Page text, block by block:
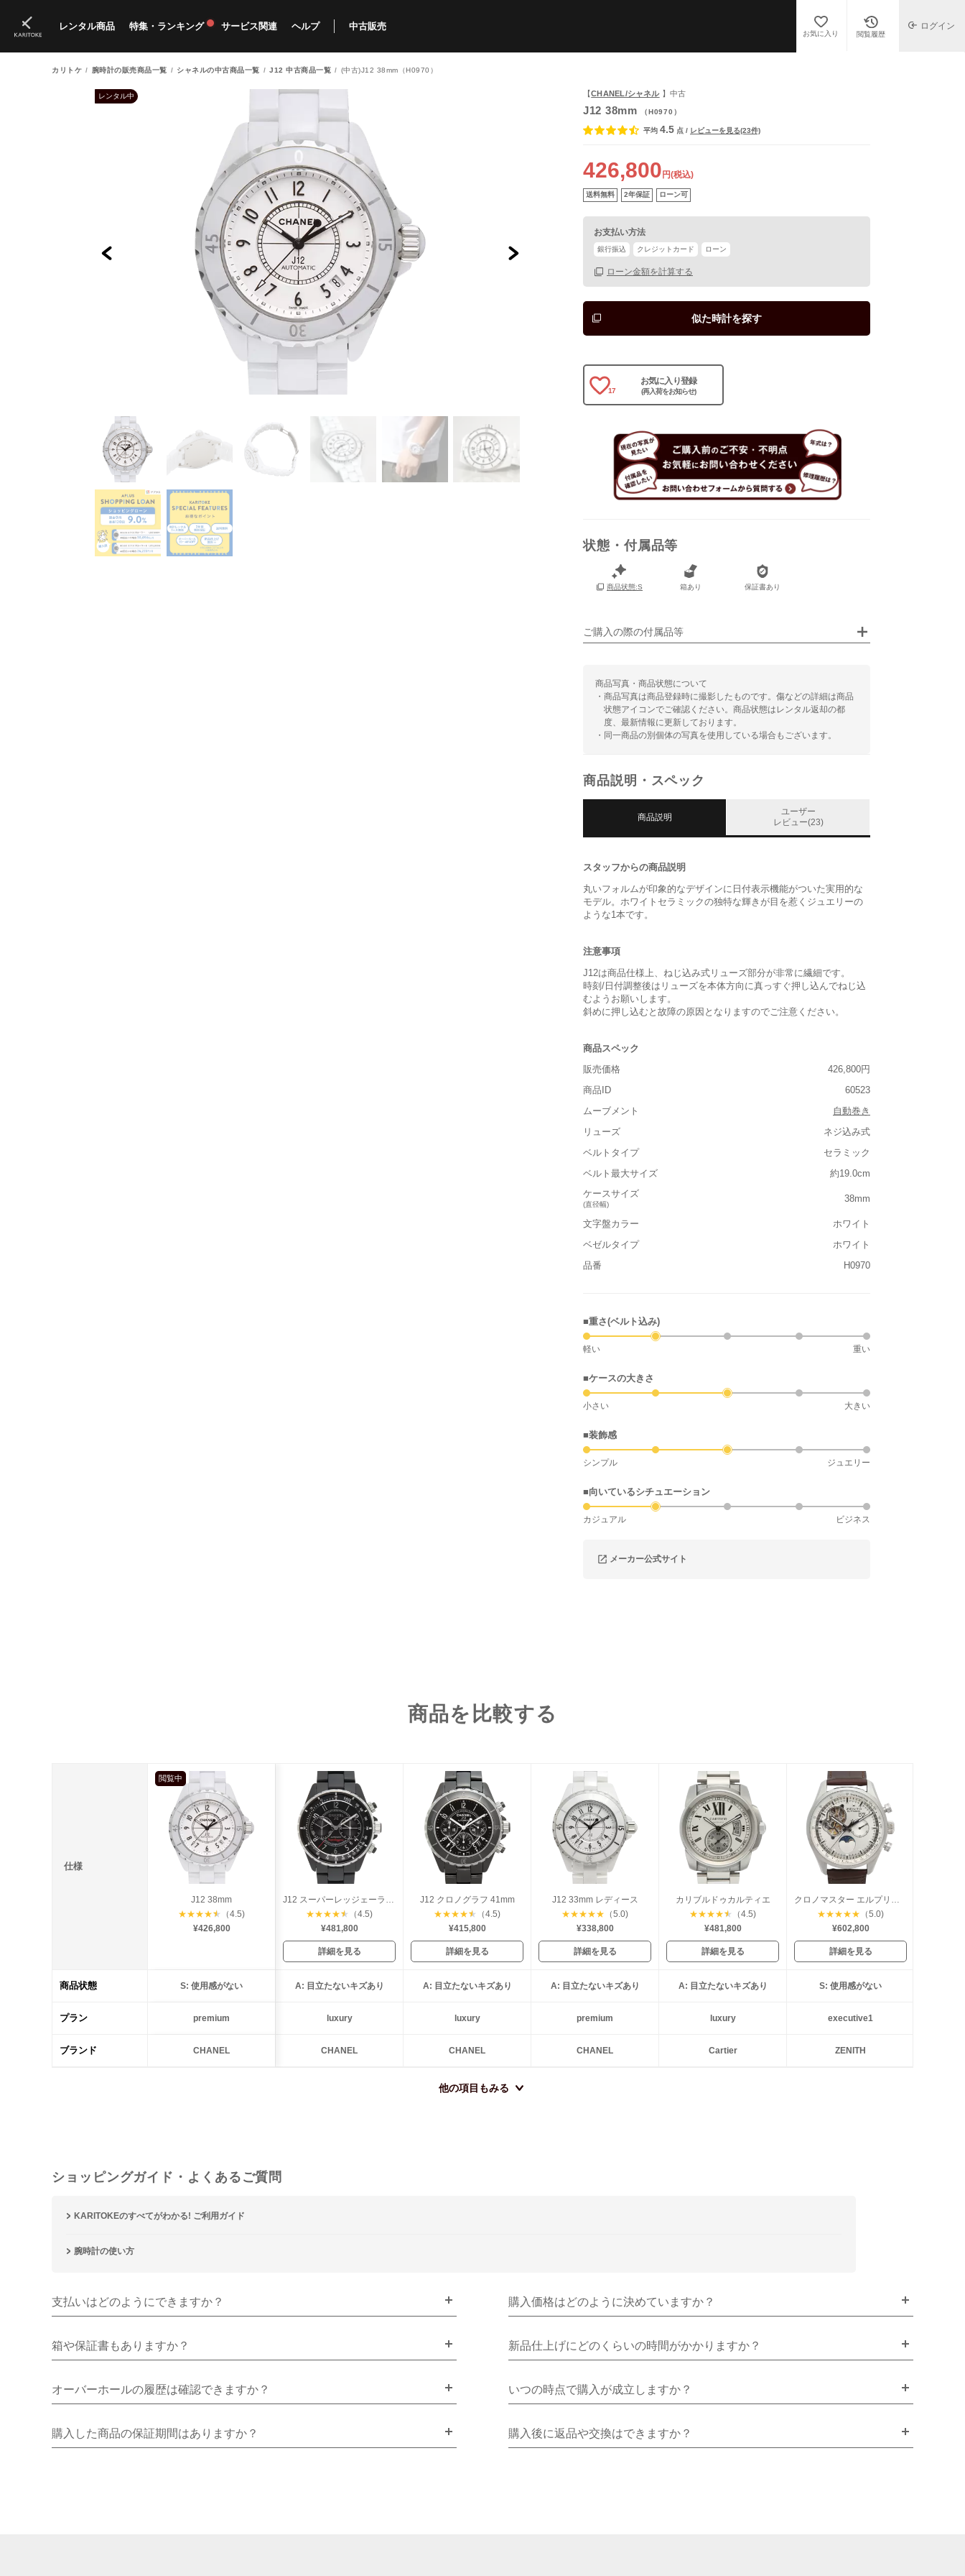
レンタル商品
ブランド一覧 すべての商品 新入荷商品 新規限定商品 購入可能商品
特集・ランキング
特集 ランキング
サービス関連
料金プラン 獲得できるポイント カリトケとは？
ヘルプ
ご利用方法 Q&A
中古販売
中古販売商品
お気に入り 閲覧履歴
ログイン
カリトケ 腕時計の販売商品一覧 シャネルの中古商品一覧 J12 中古商品一覧 (中古)J12 38mm（H0970）
レンタル中 【CHANEL/シャネル】中古
J12 38mm （H0970）
平均 4.5 点 / レビューを見る(23件)
426,800 円(税込)
送料無料 2年保証 ローン可
お支払い方法
銀行振込 クレジットカード ローン
ローン金額を計算する
似た時計を探す
17
お気に入り登録
(再入荷をお知らせ)
状態・付属品等
商品状態:S 箱あり 保証書あり
ご購入の際の付属品等
保証書
箱
商品写真・商品状態について
・商品写真は商品登録時に撮影したものです。傷などの詳細は商品
状態アイコンでご確認ください。商品状態はレンタル返却の都
度、最新情報に更新しております。
・同一商品の別個体の写真を使用している場合もございます。
商品説明・スペック
商品説明
ユーザー
レビュー(23)
スタッフからの商品説明
丸いフォルムが印象的なデザインに日付表示機能がついた実用的な
モデル。ホワイトセラミックの独特な輝きが目を惹くジュエリーの
ような1本です。
注意事項
J12は商品仕様上、ねじ込み式リューズ部分が非常に繊細です。
時刻/日付調整後はリューズを本体方向に真っすぐ押し込んでねじ込
むようお願いします。
斜めに押し込むと故障の原因となりますのでご注意ください。
商品スペック
販売価格
426,800円
商品ID
60523
ムーブメント
自動巻き
リューズ
ネジ込み式
ベルトタイプ
セラミック
ベルト最大サイズ
約19.0cm
ケースサイズ
(直径幅)
38mm
文字盤カラー
ホワイト
ベゼルタイプ
ホワイト
品番
H0970
■重さ(ベルト込み)
軽い 重い
■ケースの大きさ
小さい 大きい
■装飾感
シンプル ジュエリー
■向いているシチュエーション
カジュアル ビジネス
メーカー公式サイト
商品を比較する
仕様
閲覧中
J12 38mm
★★★★★
（4.5)
¥426,800
J12 スーパーレッジェーラ 41mm
★★★★★
（4.5)
¥481,800
詳細を見る
J12 クロノグラフ 41mm
★★★★★
（4.5)
¥415,800
詳細を見る
J12 33mm レディース
★★★★★ （5.0)
¥338,800
詳細を見る
カリブルドゥカルティエ
★★★★★
（4.5)
¥481,800
詳細を見る
クロノマスター エルプリメロ オープン ムーンフェイズ
★★★★★ （5.0)
¥602,800
詳細を見る
商品状態 S: 使用感がない A: 目立たないキズあり A: 目立たないキズあり A: 目立たないキズあり A: 目立たないキズあり S: 使用感がない
プラン premium luxury luxury premium luxury executive1
ブランド CHANEL CHANEL CHANEL CHANEL Cartier ZENITH
他の項目もみる
ショッピングガイド・よくあるご質問
KARITOKEのすべてがわかる! ご利用ガイド
腕時計の使い方
支払いはどのようにできますか？ 購入価格はどのように決めていますか？
箱や保証書もありますか？ 新品仕上げにどのくらいの時間がかかりますか？
オーバーホールの履歴は確認できますか？ いつの時点で購入が成立しますか？
購入した商品の保証期間はありますか？ 購入後に返品や交換はできますか？